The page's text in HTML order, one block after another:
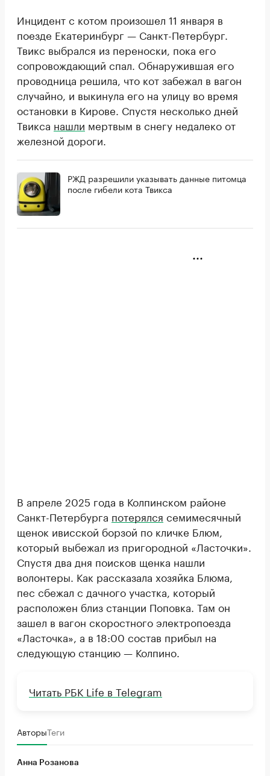
Инцидент с котом произошел 11 января в
поезде Екатеринбург — Санкт-Петербург.
Твикс выбрался из переноски, пока его
сопровождающий спал. Обнаружившая его
проводница решила, что кот забежал в вагон
случайно, и выкинула его на улицу во время
остановки в Кирове. Спустя несколько дней
Твикса нашли мертвым в снегу недалеко от
железной дороги.
РЖД разрешили указывать данные питомца
после гибели кота Твикса
В апреле 2025 года в Колпинском районе
Санкт-Петербурга потерялся семимесячный
щенок ивисской борзой по кличке Блюм,
который выбежал из пригородной «Ласточки».
Спустя два дня поисков щенка нашли
волонтеры. Как рассказала хозяйка Блюма,
пес сбежал с дачного участка, который
расположен близ станции Поповка. Там он
зашел в вагон скоростного электропоезда
«Ласточка», а в 18:00 состав прибыл на
следующую станцию — Колпино.
Читать РБК Life в Telegram
АвторыТеги
Анна Розанова